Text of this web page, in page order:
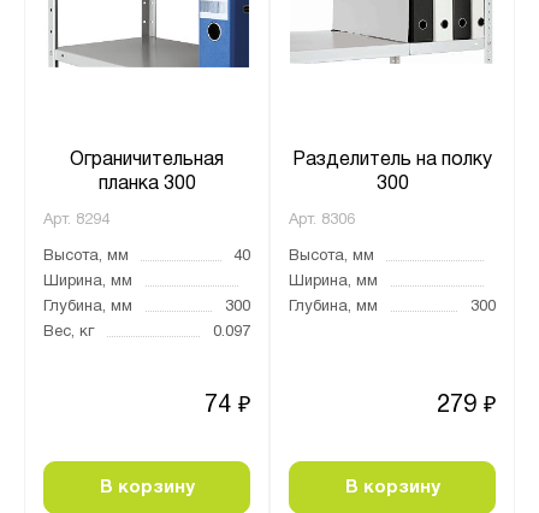
Ограничительная
планка 300
Арт. 8294
Высота, мм
40
Ширина, мм
Глубина, мм
300
Вес, кг
0.097
74 ₽
В корзину
Разделитель на полку
300
Арт. 8306
Высота, мм
Ширина, мм
Глубина, мм
300
279 ₽
В корзину